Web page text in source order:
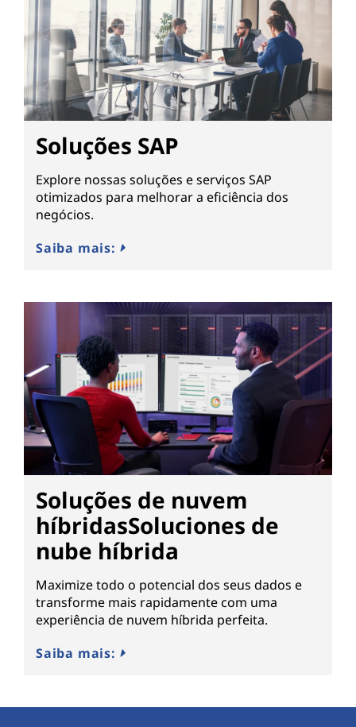
Soluções SAP
Explore nossas soluções e serviços SAP
otimizados para melhorar a eficiência dos
negócios.
Saiba mais:
Soluções de nuvem
híbridasSoluciones de
nube híbrida
Maximize todo o potencial dos seus dados e
transforme mais rapidamente com uma
experiência de nuvem híbrida perfeita.️
Saiba mais: